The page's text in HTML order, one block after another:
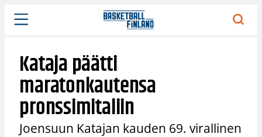
Siirry
sisältöön
Kataja päätti
maratonkautensa
pronssimitaliin
Joensuun Katajan kauden 69. virallinen